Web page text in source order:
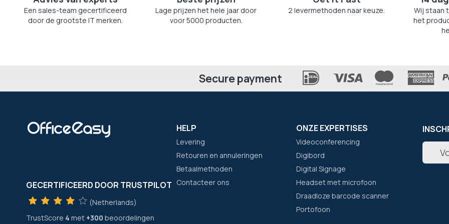
Een sales-team gecertificeerd
door de grootste IT merken.
Lage prijzen het hele jaar door
voor 5000 producten.
2 levermethoden naar keuze.
Wij staan
het
Secure payment
GECERTIFICEERD DOOR TRUSTPILOT
(Netherlands)
TrustScore 4 met +300 beoordelingen
HELP
Levering
Retouren en annuleringen
Betaalmethoden
Contacteer ons
ONZE EXPERTISES
Videoconferencing
Digibord
Digital Signage
Headset met microfoon
Draadloze barcode scanner
Portofoon
op